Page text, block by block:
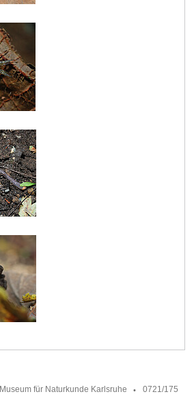
für Naturkunde Karlsruhe
0721/175